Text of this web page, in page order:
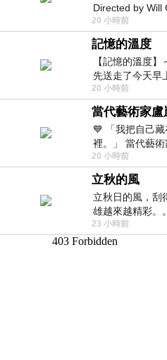
Directed by Will
Starring Monica
20 小時前
記憶的溫度
【記憶的溫度
先送走了今天早
以為展場已經差
20 小時前
💙 「我把自己
裡。」 當代藝
抽象韻味的新作
20 小時前
立秋的風
立秋日的風，刮
雄越來越精彩。
天的風刮得很熱
23 小時前